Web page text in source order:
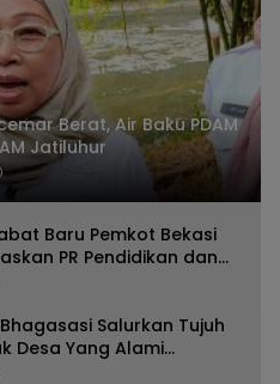
Berat, Air Baku PDAM
Jatiluhur
Baru Pemkot Bekasi
PR Pendidikan dan
Salurkan Tujuh
Desa Yang Alami